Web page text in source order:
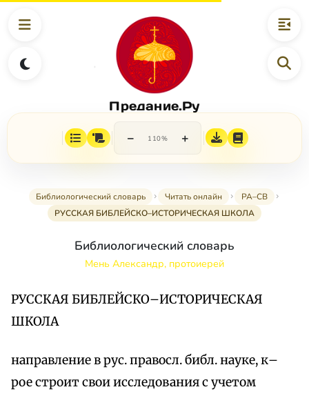
Предание.Ру
− 110% +
Библиологический словарь Читать онлайн
РА–СВ
РУССКАЯ БИБЛЕЙСКО–ИСТОРИЧЕСКАЯ ШКОЛА
Библиологический словарь
Мень Александр, протоиерей
РУССКАЯ БИБЛЕЙСКО–ИСТОРИЧЕСКАЯ
ШКОЛА
направление в pyc. правосл. библ. науке, к–
рое строит свои исследования с учетом